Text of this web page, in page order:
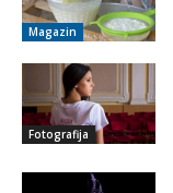
Magazin
Fotografija